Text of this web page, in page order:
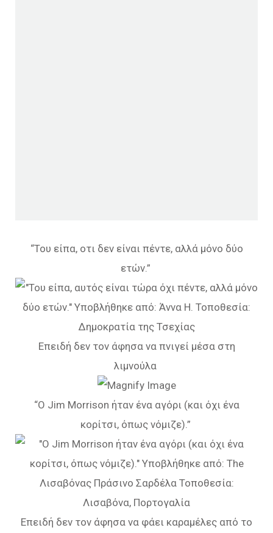
“Του είπα, οτι δεν είναι πέντε, αλλά μόνο δύο
ετών.”
Επειδή δεν τον άφησα να πνιγεί μέσα στη
λιμνούλα
“Ο Jim Morrison ήταν ένα αγόρι (και όχι ένα
κορίτσι, όπως νόμιζε).”
Επειδή δεν τον άφησα να φάει καραμέλες από το